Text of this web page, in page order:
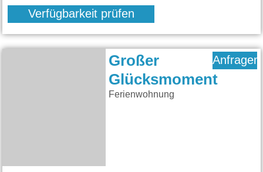
Verfügbarkeit prüfen
Großer
Glücksmoment
Ferienwohnung
Anfragen